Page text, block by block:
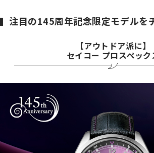
注目の145周年記念限定モデルを
【アウトドア派に】
セイコー プロスペック